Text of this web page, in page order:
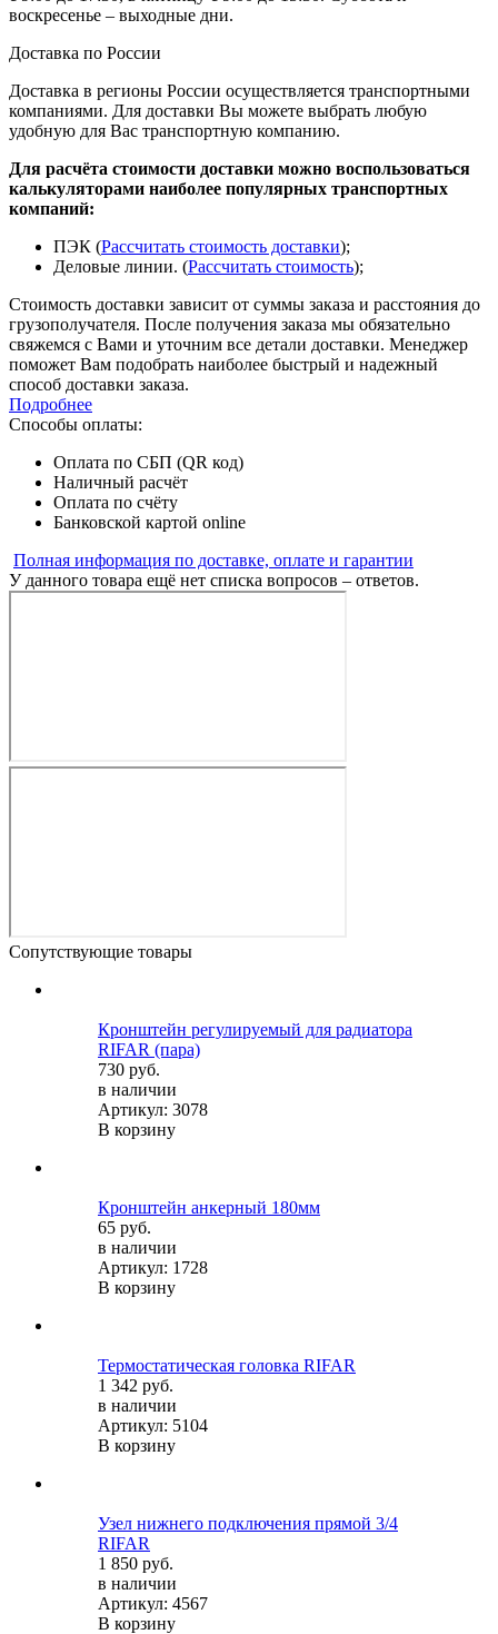
воскресенье – выходные дни.
Доставка по России
Доставка в регионы России осуществляется транспортными
компаниями. Для доставки Вы можете выбрать любую
удобную для Вас транспортную компанию.
Для расчёта стоимости доставки можно воспользоваться
калькуляторами наиболее популярных транспортных
компаний:
ПЭК (Рассчитать стоимость доставки);
Деловые линии. (Рассчитать стоимость);
Стоимость доставки зависит от суммы заказа и расстояния до
грузополучателя. После получения заказа мы обязательно
свяжемся с Вами и уточним все детали доставки. Менеджер
поможет Вам подобрать наиболее быстрый и надежный
способ доставки заказа.
Подробнее
Способы оплаты:
Оплата по СБП (QR код)
Наличный расчёт
Оплата по счёту
Банковской картой online
Полная информация по доставке, оплате и гарантии
У данного товара ещё нет списка вопросов – ответов.
Сопутствующие товары
Кронштейн регулируемый для радиатора
RIFAR (пара)
730 руб.
в наличии
Артикул: 3078
В корзину
Кронштейн анкерный 180мм
65 руб.
в наличии
Артикул: 1728
В корзину
Термостатическая головка RIFAR
1 342 руб.
в наличии
Артикул: 5104
В корзину
Узел нижнего подключения прямой 3/4
RIFAR
1 850 руб.
в наличии
Артикул: 4567
В корзину